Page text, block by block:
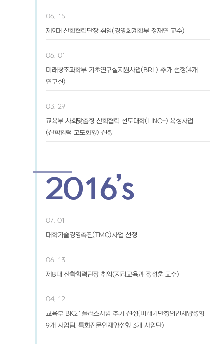
06. 15
제9대 산학협력단장 취임(경영회계학부 정재연 교수)
06. 01
미래창조과학부 기초연구실지원사업(BRL) 추가 선정(4개
연구실)
03. 29
교육부 사회맞춤형 산학협력 선도대학(LINC+) 육성사업
(산학협력 고도화형) 선정
2016’s
07. 01
대학기술경영촉진(TMC)사업 선정
06. 13
제8대 산학협력단장 취임(지리교육과 정성훈 교수)
04. 12
교육부 BK21플러스사업 추가 선정(미래기반창의인재양성형
9개 사업팀, 특화전문인재양성형 3개 사업단)